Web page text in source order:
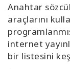
Access
Bars
Bölgeler
Anahtar
araçlarını
internet
bir listesini